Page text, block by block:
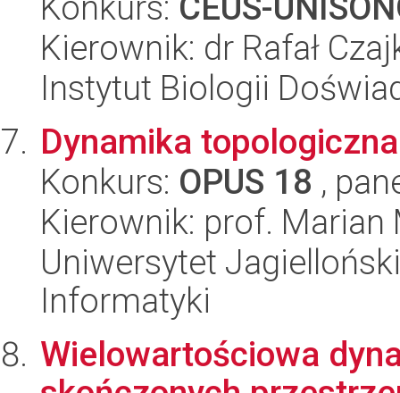
Kierownik: dr Rafał
Instytut Biologii
Dynamika
Konkurs: OPUS 18 ,
Kierownik: prof. Marian
Uniwersytet
Informatyki
Wielowartościowa